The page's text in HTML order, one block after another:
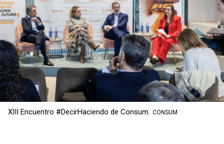
Copiar
XIII Encuentro #DecirHaciendo de Consum. CONSUM